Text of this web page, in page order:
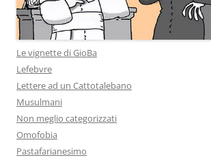
Le vignette di GioBa
Lefebvre
Lettere ad un Cattotalebano
Musulmani
Non meglio categorizzati
Omofobia
Pastafarianesimo